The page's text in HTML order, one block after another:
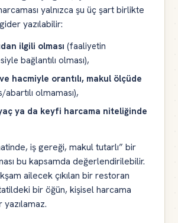
yalnızca şu üç şart birlikte
yazılabilir:
ilgili olması (faaliyetin
bağlantılı olması),
hacmiyle orantılı, makul ölçüde
abartılı olmaması),
ya da keyfi harcama niteliğinde
iş gereği, makul tutarlı” bir
bu kapsamda değerlendirilebilir.
ailecek çıkılan bir restoran
bir öğün, kişisel harcama
yazılamaz.